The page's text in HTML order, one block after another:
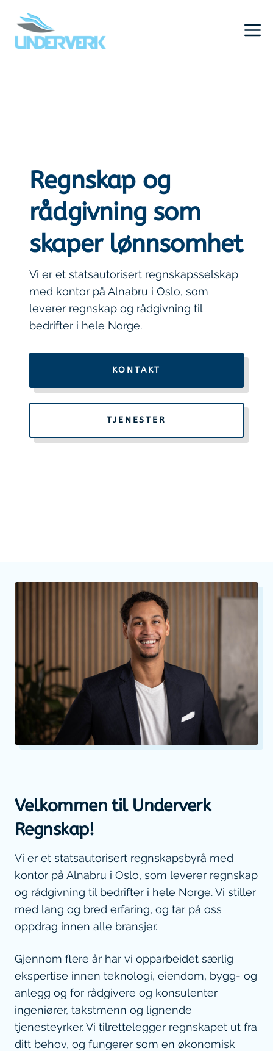
innhold
Regnskap og
rådgivning som
skaper lønnsomhet
Vi er et statsautorisert regnskapsselskap
med kontor på Alnabru i Oslo, som
leverer regnskap og rådgivning til
bedrifter i hele Norge.
KONTAKT
TJENESTER
Velkommen til Underverk
Regnskap!
Vi er et statsautorisert regnskapsbyrå med
kontor på Alnabru i Oslo, som leverer regnskap
og rådgivning til bedrifter i hele Norge. Vi stiller
med lang og bred erfaring, og tar på oss
oppdrag innen alle bransjer.
Gjennom flere år har vi opparbeidet særlig
ekspertise innen teknologi, eiendom, bygg- og
anlegg og for rådgivere og konsulenter
ingeniører, takstmenn og lignende
tjenesteyrker. Vi tilrettelegger regnskapet ut fra
ditt behov, og fungerer som en økonomisk